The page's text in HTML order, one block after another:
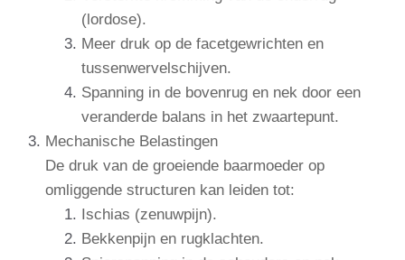
(lordose).
Meer druk op de facetgewrichten en
tussenwervelschijven.
Spanning in de bovenrug en nek door een
veranderde balans in het zwaartepunt.
Mechanische Belastingen
De druk van de groeiende baarmoeder op
omliggende structuren kan leiden tot:
Ischias (zenuwpijn).
Bekkenpijn en rugklachten.